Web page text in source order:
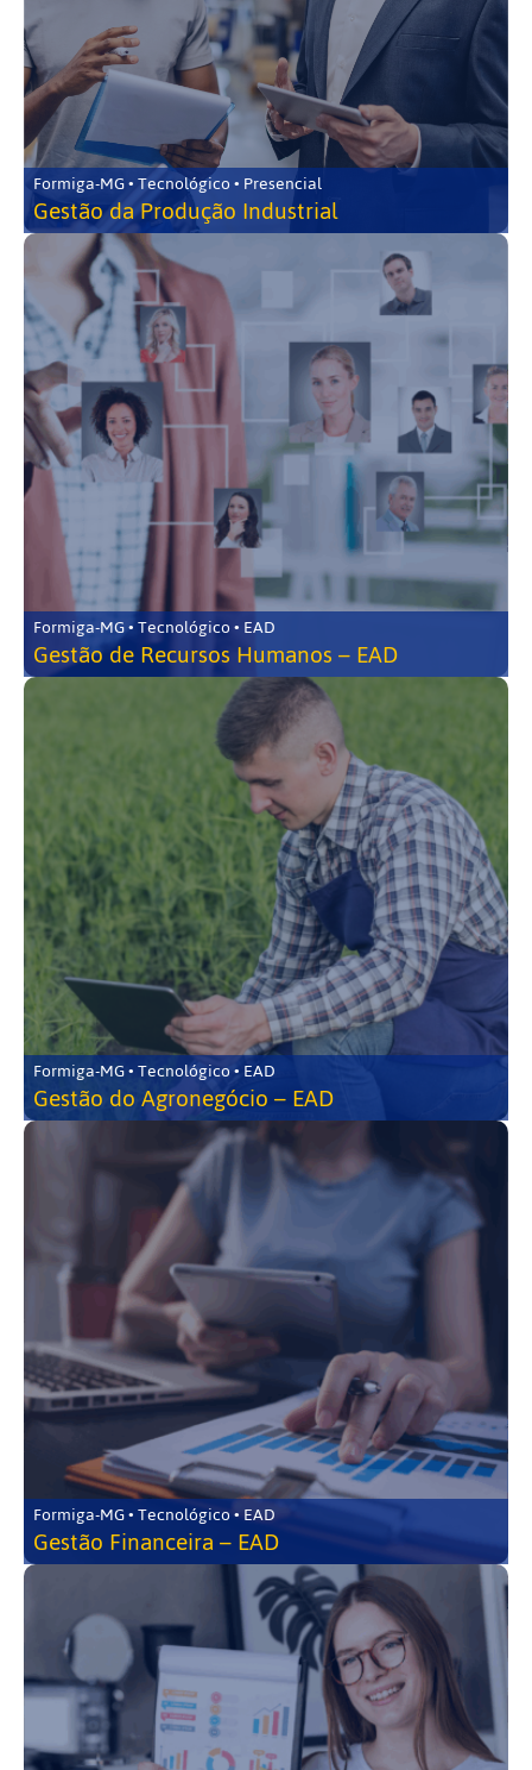
Formiga-MG • Tecnológico • Presencial
Gestão da Produção Industrial
Formiga-MG • Tecnológico • EAD
Gestão de Recursos Humanos – EAD
Formiga-MG • Tecnológico • EAD
Gestão do Agronegócio – EAD
Formiga-MG • Tecnológico • EAD
Gestão Financeira – EAD